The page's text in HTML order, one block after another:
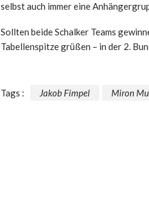
selbst auch immer eine
Sollten beide Schalker Teams
Tabellenspitze grüßen – in der 2.
Tags : Jakob Fimpel Miron